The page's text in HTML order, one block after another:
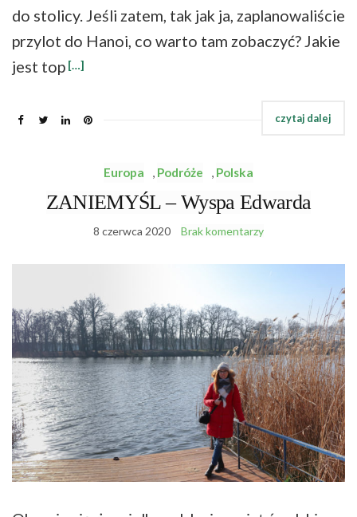
do stolicy. Jeśli zatem, tak jak ja, zaplanowaliście
przylot do Hanoi, co warto tam zobaczyć? Jakie
jest top […]
Europa , Podróże , Polska
ZANIEMYŚL – Wyspa Edwarda
8 czerwca 2020 Brak komentarzy